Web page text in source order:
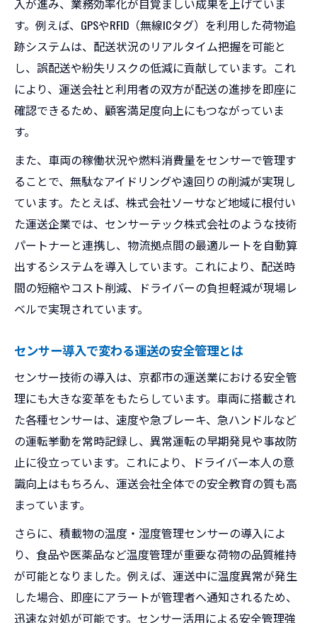
入が進み、業務効率化が目覚ましい成果を上げていま
す。例えば、GPSやRFID（無線ICタグ）を利用した荷物追
跡システムは、配送状況のリアルタイム把握を可能と
し、誤配送や紛失リスクの低減に貢献しています。これ
により、運送会社と利用者の双方が配送の進捗を即座に
確認できるため、顧客満足度向上にもつながっていま
す。
また、車両の稼働状況や燃料消費量をセンサーで管理す
ることで、無駄なアイドリングや遠回りの削減が実現し
ています。たとえば、株式会社ソーサなど地域に根付い
た運送企業では、センサーテック株式会社のような技術
パートナーと連携し、物流拠点間の最適ルートを自動算
出するシステムを導入しています。これにより、配送時
間の短縮やコスト削減、ドライバーの負担軽減が現場レ
ベルで実現されています。
センサー導入で変わる運送の安全管理とは
センサー技術の導入は、京都市の運送業における安全管
理にも大きな変革をもたらしています。車両に搭載され
た各種センサーは、速度や急ブレーキ、急ハンドルなど
の運転挙動を常時記録し、異常運転の早期発見や事故防
止に役立っています。これにより、ドライバー本人の意
識向上はもちろん、運送会社全体での安全教育の質も高
まっています。
さらに、積載物の温度・湿度管理センサーの導入によ
り、食品や医薬品など温度管理が重要な荷物の品質維持
が可能となりました。例えば、運送中に温度異常が発生
した場合、即座にアラートが管理者へ通知されるため、
迅速な対処が可能です。センサー活用による安全管理強